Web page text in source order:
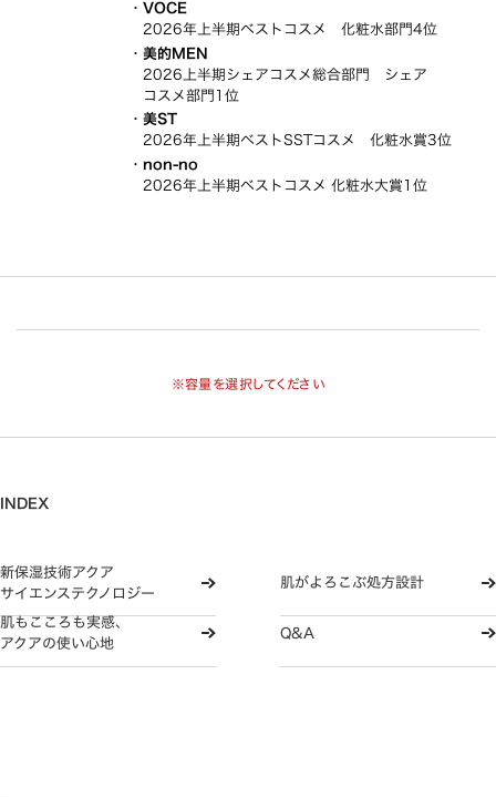
VOCE
2026年上半期ベストコスメ 化粧水部門4位
美的MEN
2026上半期シェアコスメ総合部門 シェア
コスメ部門 1位
美ST
2026年上半期ベストSSTコスメ 化粧水賞3位
non-no
2026年上半期ベストコスメ 化粧水大賞1位
※容量を選択してください
INDEX
新保湿技術アクア
サイエンステクノロジー
肌がよろこぶ処方設計
肌もこころも実感、
アクアの使い心地
Q&A